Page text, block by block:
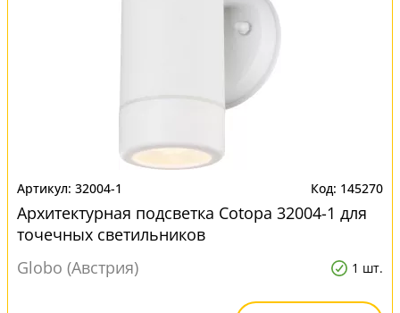
32004-1 145270
Архитектурная подсветка Cotopa 32004-1 для
точечных светильников
Globo (Австрия)
1 шт.